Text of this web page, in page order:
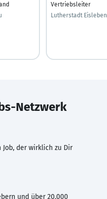
Vertriebsleiter
Lutherstadt Eisleben
Netzwerk
Job, der wirklich zu Dir
und über 20.000